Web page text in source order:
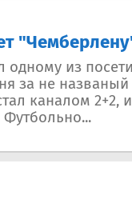
одному из
за не
каналом 2+2,
Футбольно...